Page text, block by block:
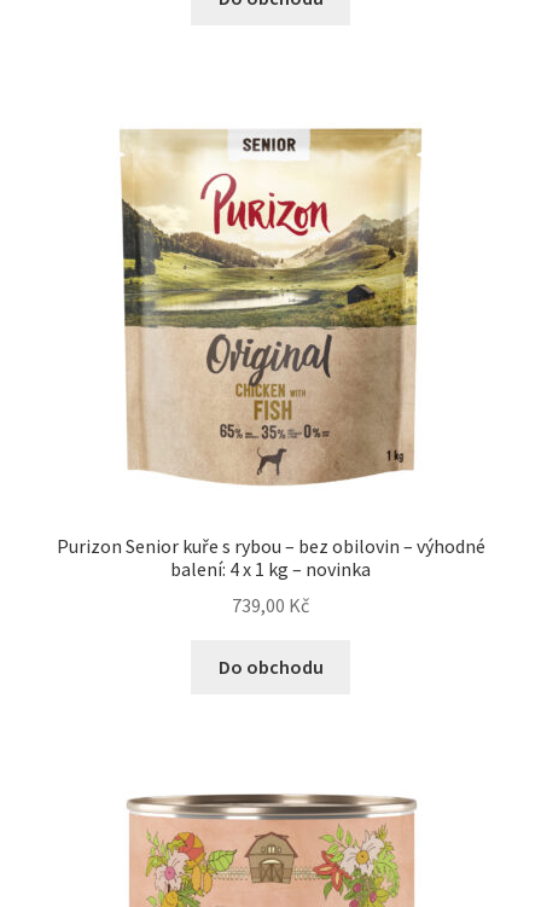
Purizon Senior kuře s rybou – bez obilovin – výhodné
balení: 4 x 1 kg – novinka
739,00 Kč
Do obchodu